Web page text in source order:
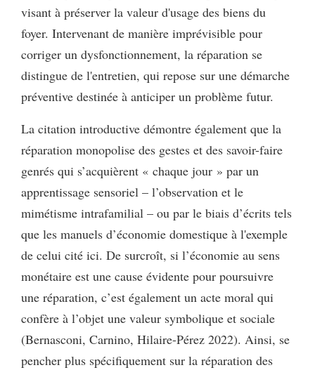
visant à préserver la valeur d'usage des biens du
foyer. Intervenant de manière imprévisible pour
corriger un dysfonctionnement, la réparation se
distingue de l'entretien, qui repose sur une démarche
préventive destinée à anticiper un problème futur.
La citation introductive démontre également que la
réparation monopolise des gestes et des savoir-faire
genrés qui s’acquièrent « chaque jour » par un
apprentissage sensoriel – l’observation et le
mimétisme intrafamilial – ou par le biais d’écrits tels
que les manuels d’économie domestique à l'exemple
de celui cité ici. De surcroît, si l’économie au sens
monétaire est une cause évidente pour poursuivre
une réparation, c’est également un acte moral qui
confère à l’objet une valeur symbolique et sociale
(Bernasconi, Carnino, Hilaire-Pérez 2022). Ainsi, se
pencher plus spécifiquement sur la réparation des